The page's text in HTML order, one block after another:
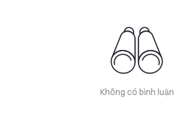
Không có bình luận